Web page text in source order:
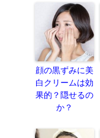
顔の黒ずみに美
白クリームは効
果的？隠せるの
か？